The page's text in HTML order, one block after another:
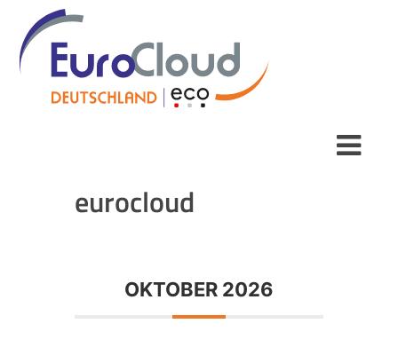
eurocloud
OKTOBER 2026